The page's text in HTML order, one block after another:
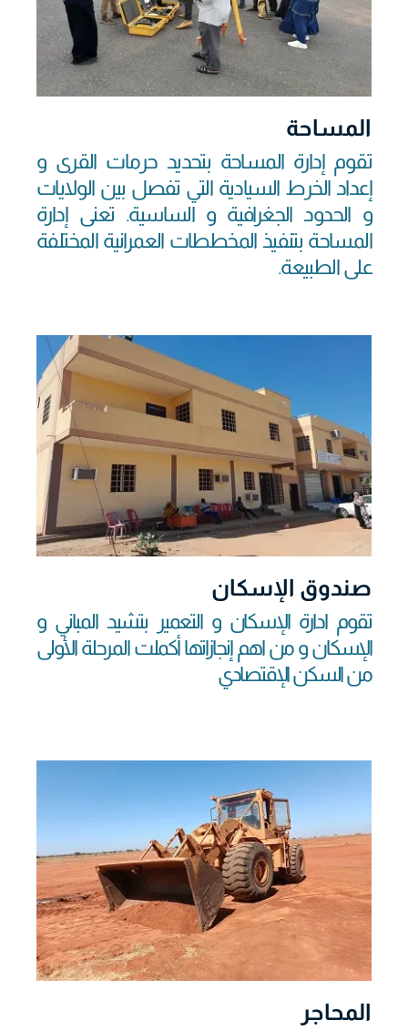
المساحة
تقوم إدارة المساحة بتحديد حرمات القرى و
إعداد الخرط السيادية التي تفصل بين الولايات
و الحدود الجغرافية و الساسية. تعنى إدارة
المساحة بتنفيذ المخططات العمرانية المختلفة
على الطبيعة.
صندوق الإسكان
تقوم ادارة الإسكان و التعمير بتشيد المباني و
الإسكان و من اهم إنجازاتها أكملت المرحلة الأولى
من السكن الإقتصادي
المحاجر